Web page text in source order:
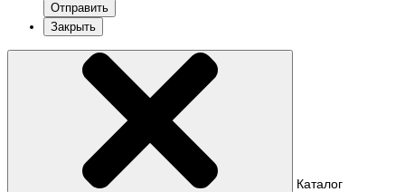
Отправить
Закрыть
Каталог